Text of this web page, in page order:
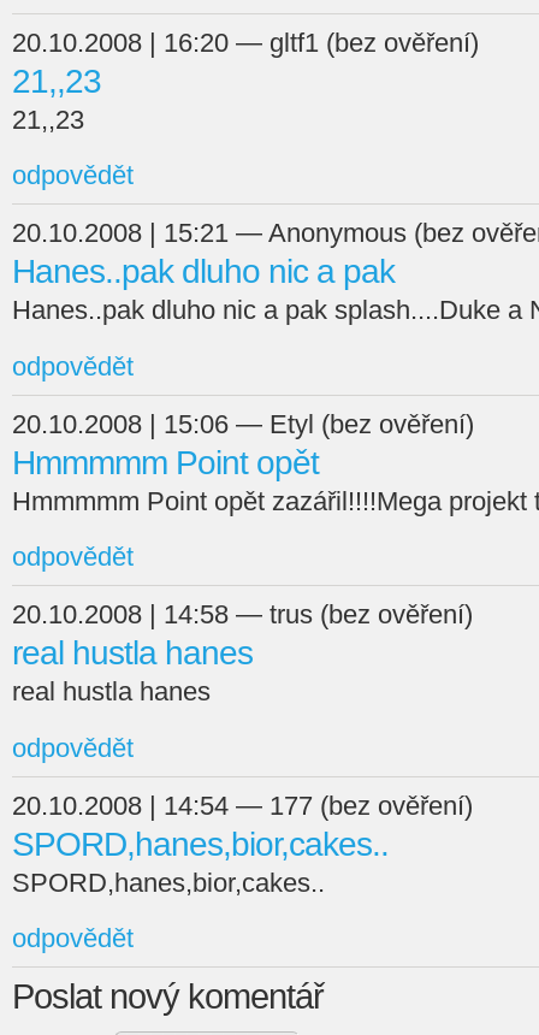
20.10.2008 | 16:20 — gltf1 (bez ověření)
21,,23
21,,23
odpovědět
20.10.2008 | 15:21 — Anonymous (bez
Hanes..pak dluho nic a pak
Hanes..pak dluho nic a pak splash....Duke a
odpovědět
20.10.2008 | 15:06 — Etyl (bez ověření)
Hmmmmm Point opět
Hmmmmm Point opět zazářil!!!!Mega projekt
odpovědět
20.10.2008 | 14:58 — trus (bez ověření)
real hustla hanes
real hustla hanes
odpovědět
20.10.2008 | 14:54 — 177 (bez ověření)
SPORD,hanes,bior,cakes..
SPORD,hanes,bior,cakes..
odpovědět
Poslat nový komentář